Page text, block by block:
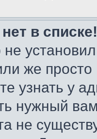
в списке!
же
узнать у
нужный
не